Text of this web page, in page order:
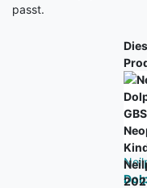
passt.